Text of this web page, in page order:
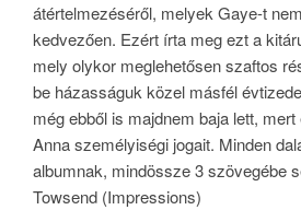
átértelmezéséről, melyek Gaye-t
kedvezően. Ezért írta meg ezt a
mely olykor meglehetősen szaftos
be házasságuk közel másfél
még ebből is majdnem baja lett,
Anna személyiségi jogait. Minden
albumnak, mindössze 3 szövegébe
Towsend (Impressions)